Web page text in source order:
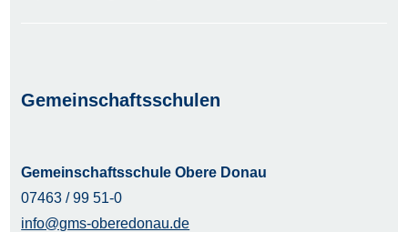
Gemeinschaftsschulen
Gemeinschaftsschule Obere Donau
07463 / 99 51-0
info@gms-oberedonau.de